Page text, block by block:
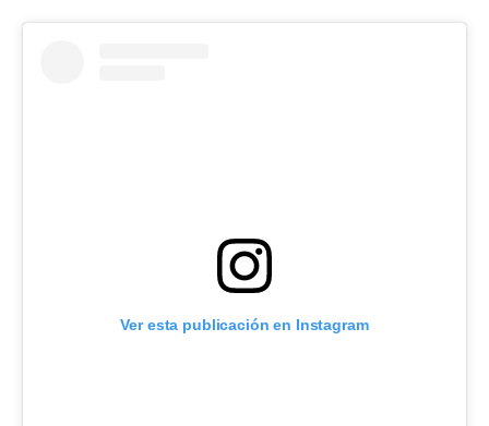
Ver esta publicación en Instagram